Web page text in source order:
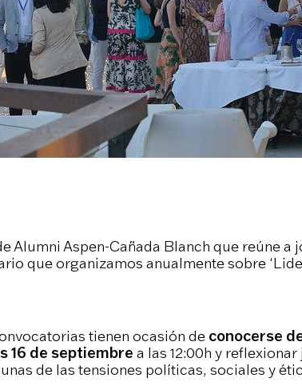
Alumni Aspen-Cañada Blanch que reúne a
que organizamos anualmente sobre
tienen ocasión de conocerse
16 de septiembre a las 12:00h y
de las tensiones políticas, sociales y